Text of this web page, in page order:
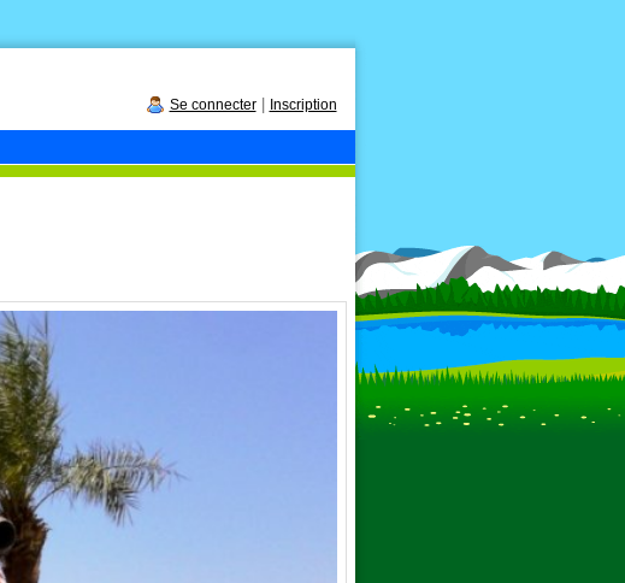
Se connecter| Inscription